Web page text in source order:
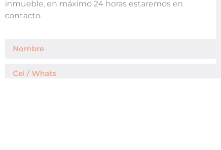
inmueble, en máximo 24 horas estaremos en
contacto.